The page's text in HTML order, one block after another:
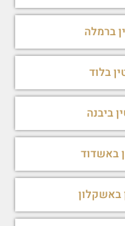
ברמלה
בלוד
ביבנה
באשדוד
באשקלון